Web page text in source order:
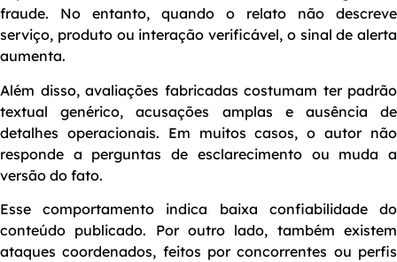
fraude. No entanto, quando o relato não descreve
serviço, produto ou interação verificável, o sinal de alerta
aumenta.
Além disso, avaliações fabricadas costumam ter padrão
textual genérico, acusações amplas e ausência de
detalhes operacionais. Em muitos casos, o autor não
responde a perguntas de esclarecimento ou muda a
versão do fato.
Esse comportamento indica baixa confiabilidade do
conteúdo publicado. Por outro lado, também existem
ataques coordenados, feitos por concorrentes ou perfis